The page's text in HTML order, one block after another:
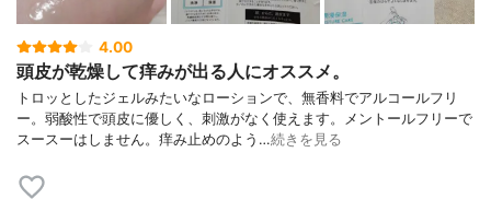
4.00
頭皮が乾燥して痒みが出る人にオススメ。
トロッとしたジェルみたいなローションで、無香料でアルコールフリ
ー。弱酸性で頭皮に優しく、刺激がなく使えます。メントールフリーで
スースーはしません。痒み止めのよう…続きを見る